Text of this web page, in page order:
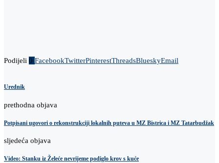
Podijeli 0 FacebookTwitterPinterestThreadsBlueskyEmail
Urednik
prethodna objava
Potpisani ugovori o rekonstrukciji lokalnih puteva u MZ Bistrica i MZ Tatarbudžak
sljedeća objava
Video: Stanku iz Želeće nevrijeme podiglo krov s kuće